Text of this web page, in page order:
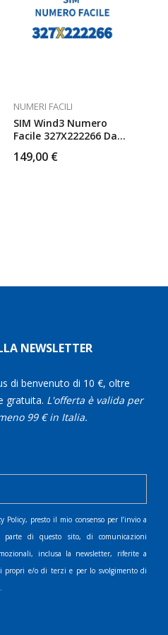
NUMERI FACILI
SIM Wind3 Numero
Facile 327X222266 Da
149,00 €
NEWSLETTER
di benvenuto di 10 €, oltre
gratuita. L'offerta è valida per
99 € in Italia.
Policy, presto il mio consenso per l’invio a
parte di questo sito, di comunicazioni
inclusa la newsletter, riferite a
propri e/o di terzi e per lo svolgimento di